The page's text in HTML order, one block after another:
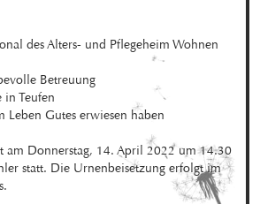
des Alters- und Pflegeheim Wohnen
in Teufen
Gutes erwiesen haben
am Donnerstag, 14. April 2022 um 14.30
statt. Die Urnenbeisetzung erfolgt im